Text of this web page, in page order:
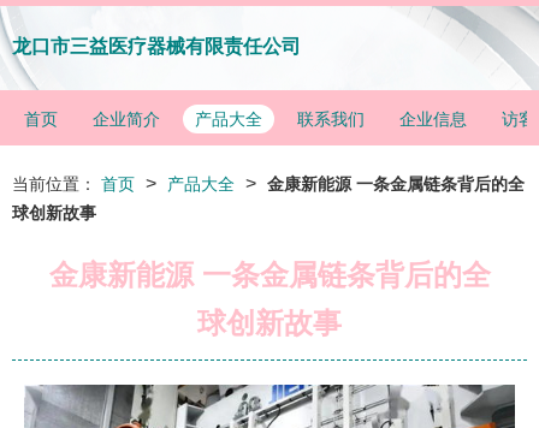
龙口市三益医疗器械有限责任公司
首页 企业简介 产品大全 联系我们 企业信息 访客
当前位置： 首页 > 产品大全 > 金康新能源 一条金属链条背后的全
球创新故事
金康新能源 一条金属链条背后的全
球创新故事